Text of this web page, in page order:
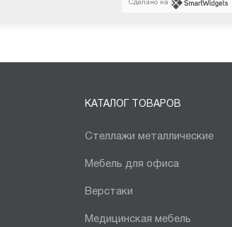
Сделано на
КАТАЛОГ ТОВАРОВ
Стеллажи металлические
Мебель для офиса
Верстаки
Медицинская мебель